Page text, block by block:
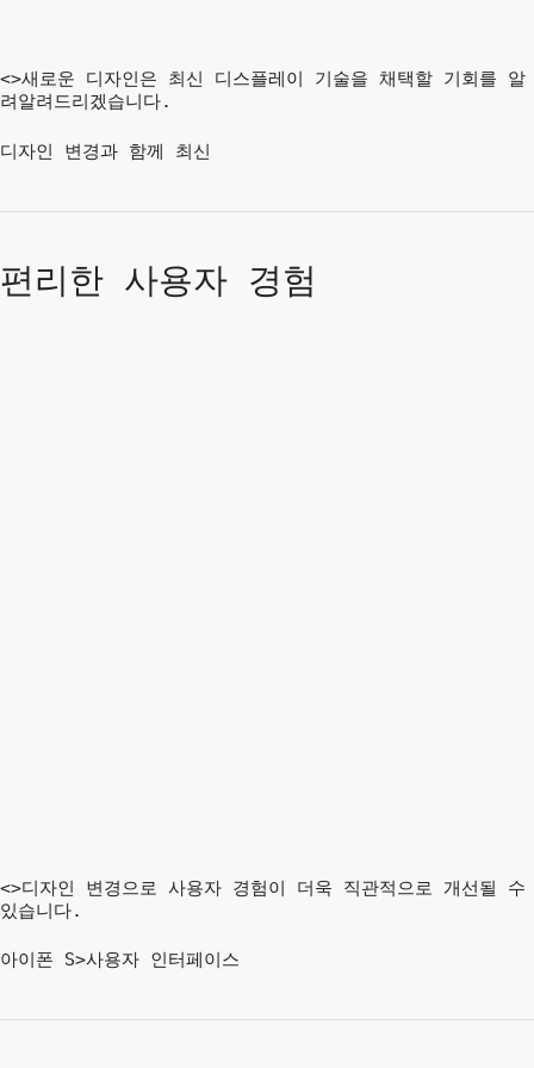
<>새로운 디자인은 최신 디스플레이 기술을 채택할 기회를 알
려알려드리겠습니다.
디자인 변경과 함께 최신
편리한 사용자 경험
<>디자인 변경으로 사용자 경험이 더욱 직관적으로 개선될 수
있습니다.
아이폰 S>사용자 인터페이스